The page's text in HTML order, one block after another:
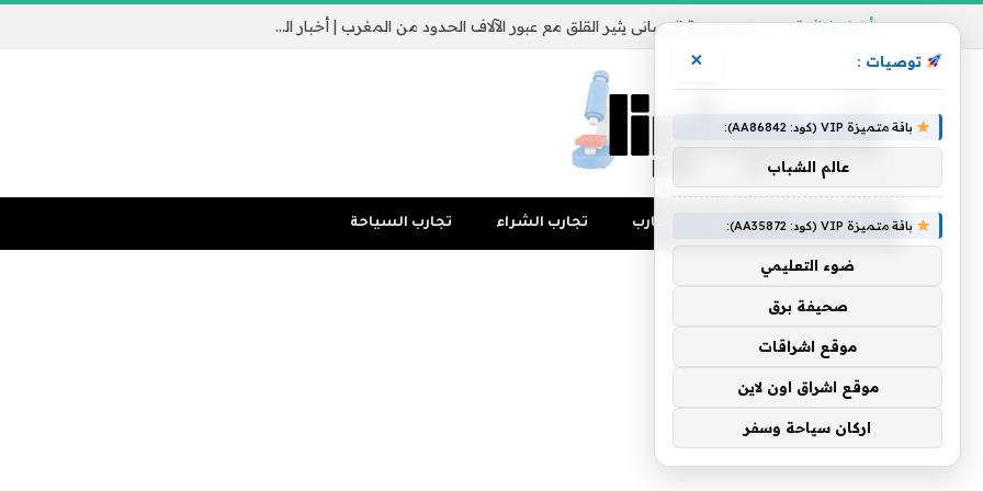
أخبار شائعة جيب سبتة الإسباني يثير القلق مع عبور الآلاف الحدود من المغرب | أخبار الهجرة
تجارب المال منوعات التجارب تجارب الشراء تجارب السياحة
توصيات : ×
باقة متميزة VIP (كود: AA86842):
عالم الشباب
باقة متميزة VIP (كود: AA35872):
ضوء التعليمي
صحيفة برق
موقع اشراقات
موقع اشراق اون لاين
اركان سياحة وسفر